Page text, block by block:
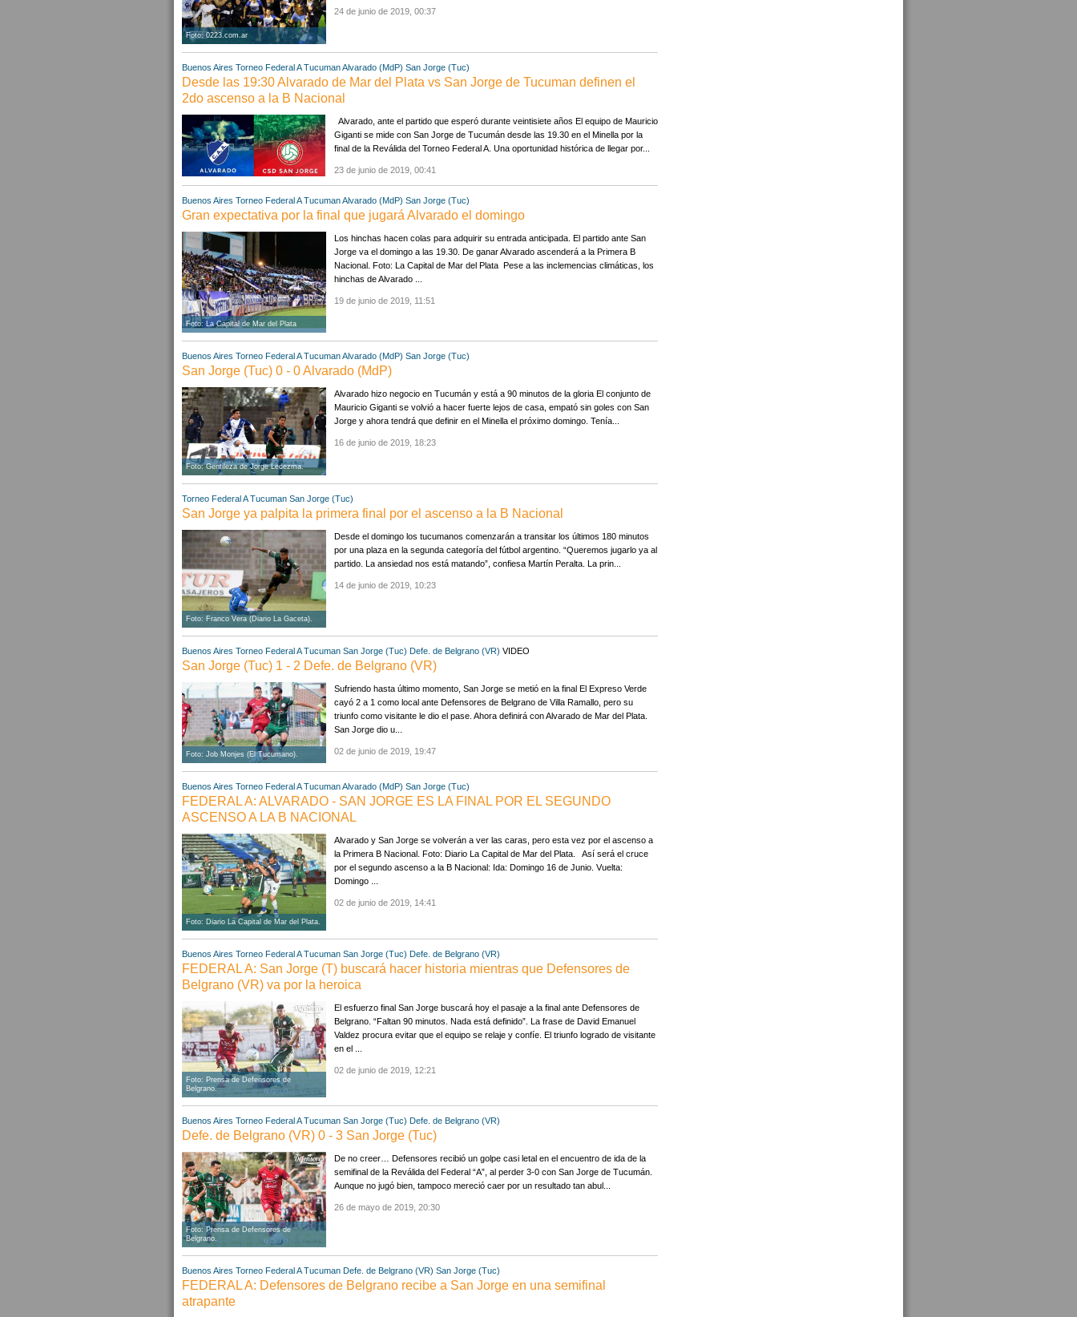
Foto: 0223.com.ar
24 de junio de 2019, 00:37
Buenos Aires Torneo Federal A TucumanAlvarado (MdP) San Jorge (Tuc)
Desde las 19:30 Alvarado de Mar del Plata vs San Jorge de Tucuman definen el
2do ascenso a la B Nacional
Alvarado, ante el partido que esperó durante veintisiete años El equipo de Mauricio
Giganti se mide con San Jorge de Tucumán desde las 19.30 en el Minella por la
final de la Reválida del Torneo Federal A. Una oportunidad histórica de llegar por...
23 de junio de 2019, 00:41
Buenos Aires Torneo Federal A TucumanAlvarado (MdP) San Jorge (Tuc)
Gran expectativa por la final que jugará Alvarado el domingo
Foto: La Capital de Mar del Plata
Los hinchas hacen colas para adquirir su entrada anticipada. El partido ante San
Jorge va el domingo a las 19.30. De ganar Alvarado ascenderá a la Primera B
Nacional. Foto: La Capital de Mar del Plata Pese a las inclemencias climáticas, los
hinchas de Alvarado ...
19 de junio de 2019, 11:51
Buenos Aires Torneo Federal A TucumanAlvarado (MdP) San Jorge (Tuc)
San Jorge (Tuc) 0 - 0 Alvarado (MdP)
Foto: Gentileza de Jorge Ledezma.
Alvarado hizo negocio en Tucumán y está a 90 minutos de la gloria El conjunto de
Mauricio Giganti se volvió a hacer fuerte lejos de casa, empató sin goles con San
Jorge y ahora tendrá que definir en el Minella el próximo domingo. Tenía...
16 de junio de 2019, 18:23
Torneo Federal A Tucuman San Jorge (Tuc)
San Jorge ya palpita la primera final por el ascenso a la B Nacional
Foto: Franco Vera (Diario La Gaceta).
Desde el domingo los tucumanos comenzarán a transitar los últimos 180 minutos
por una plaza en la segunda categoría del fútbol argentino. “Queremos jugarlo ya al
partido. La ansiedad nos está matando”, confiesa Martín Peralta. La prin...
14 de junio de 2019, 10:23
Buenos Aires Torneo Federal A Tucuman San Jorge (Tuc) Defe. de Belgrano (VR) VIDEO
San Jorge (Tuc) 1 - 2 Defe. de Belgrano (VR)
Foto: Job Monjes (El Tucumano).
Sufriendo hasta último momento, San Jorge se metió en la final El Expreso Verde
cayó 2 a 1 como local ante Defensores de Belgrano de Villa Ramallo, pero su
triunfo como visitante le dio el pase. Ahora definirá con Alvarado de Mar del Plata.
San Jorge dio u...
02 de junio de 2019, 19:47
Buenos Aires Torneo Federal A TucumanAlvarado (MdP) San Jorge (Tuc)
FEDERAL A: ALVARADO - SAN JORGE ES LA FINAL POR EL SEGUNDO
ASCENSO A LA B NACIONAL
Foto: Diario La Capital de Mar del Plata.
Alvarado y San Jorge se volverán a ver las caras, pero esta vez por el ascenso a
la Primera B Nacional. Foto: Diario La Capital de Mar del Plata. Así será el cruce
por el segundo ascenso a la B Nacional: Ida: Domingo 16 de Junio. Vuelta:
Domingo ...
02 de junio de 2019, 14:41
Buenos Aires Torneo Federal A Tucuman San Jorge (Tuc) Defe. de Belgrano (VR)
FEDERAL A: San Jorge (T) buscará hacer historia mientras que Defensores de
Belgrano (VR) va por la heroica
Foto: Prensa de Defensores de
Belgrano.
El esfuerzo final San Jorge buscará hoy el pasaje a la final ante Defensores de
Belgrano. “Faltan 90 minutos. Nada está definido”. La frase de David Emanuel
Valdez procura evitar que el equipo se relaje y confíe. El triunfo logrado de visitante
en el ...
02 de junio de 2019, 12:21
Buenos Aires Torneo Federal A Tucuman San Jorge (Tuc) Defe. de Belgrano (VR)
Defe. de Belgrano (VR) 0 - 3 San Jorge (Tuc)
Foto: Prensa de Defensores de
Belgrano.
De no creer… Defensores recibió un golpe casi letal en el encuentro de ida de la
semifinal de la Reválida del Federal “A”, al perder 3-0 con San Jorge de Tucumán.
Aunque no jugó bien, tampoco mereció caer por un resultado tan abul...
26 de mayo de 2019, 20:30
Buenos Aires Torneo Federal A Tucuman Defe. de Belgrano (VR) San Jorge (Tuc)
FEDERAL A: Defensores de Belgrano recibe a San Jorge en una semifinal
atrapante